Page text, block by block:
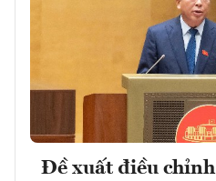
Đề xuất điều